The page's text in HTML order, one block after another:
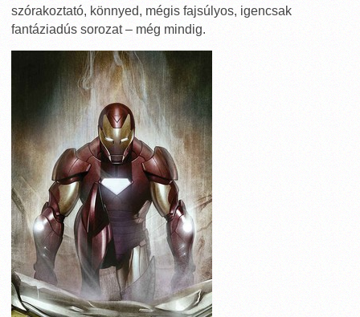
szórakoztató, könnyed, mégis fajsúlyos, igencsak
fantáziadús sorozat – még mindig.